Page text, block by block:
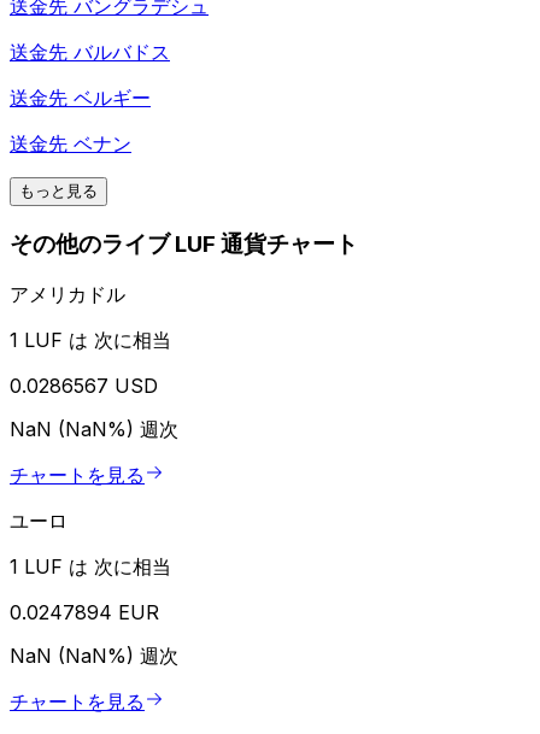
送金先 バングラデシュ
送金先 バルバドス
送金先 ベルギー
送金先 ベナン
もっと見る
その他のライブ LUF 通貨チャート
アメリカドル
1 LUF は 次に相当
0.0286567 USD
NaN (NaN%) 週次
チャートを見る
ユーロ
1 LUF は 次に相当
0.0247894 EUR
NaN (NaN%) 週次
チャートを見る